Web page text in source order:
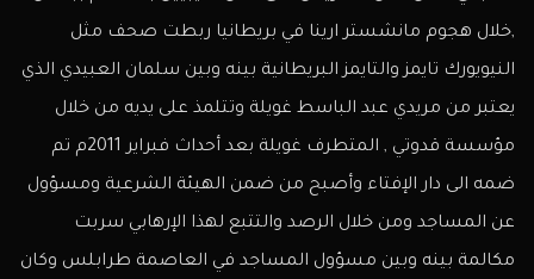
,خلال هجوم مانشستر ارينا في بريطانيا ربطت صحف مثل
النيويورك تايمز والتايمز البريطانية بينه وبين سلمان العبيدي الذي
يعتبر من مريدي عبد الباسط غويلة وتتلمذ على يديه من خلال
مؤسسة قدوتي , المتطرف غويلة بعد أحداث فبراير 2011م تم
ضمه الى دار الإفتاء وأصبح من ضمن الهيئة الشرعية ومسؤول
عن المساجد ومن خلال الرصد والتتبع لهذا الإرهابي سربت
مكالمة بينه وبين مسؤول المساجد في العاصمة طرابلس وكان